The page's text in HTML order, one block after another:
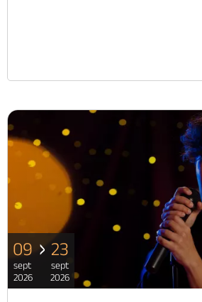
09
sept
2026
23
sept
2026